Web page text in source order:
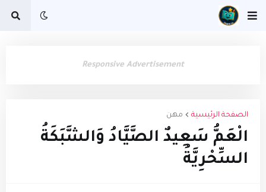
Responsive Advertisement
الصفحة الرئيسية مهن
الْعَمُّ سَعِيدٌ الصَّيَّادُ وَالشَّبَكَةُ
السِّحْرِيَّةُ